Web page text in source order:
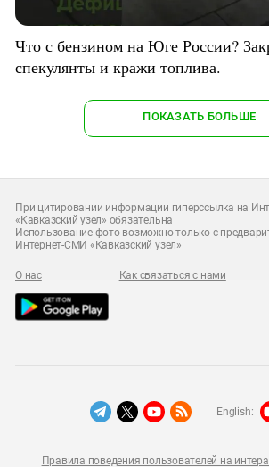
Что с бензином на Юге России?
спекулянты и кражи топлива.
ПОКАЗАТЬ БОЛЬШЕ
При цитировании информации гиперссылка на
«Кавказский узел» обязательна
Использование фото возможно только с
Интернет-СМИ «Кавказский узел»
О нас Как связаться с нами
Правила поведения пользователей на
English: